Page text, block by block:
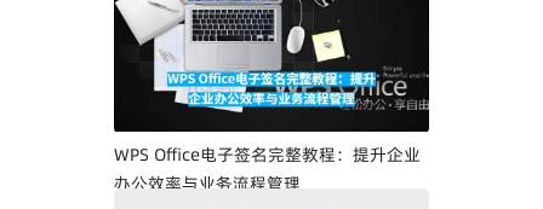
WPS Office电子签名完整教程：提升企业
办公效率与业务流程管理